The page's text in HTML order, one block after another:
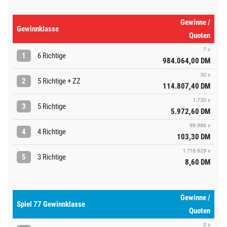
Gewinnklasse
Gewinne /
Quoten
1 6 Richtige
7 x
984.064,00 DM
2 5 Richtige + ZZ
30 x
114.807,40 DM
3 5 Richtige
1.730 x
5.972,60 DM
4 4 Richtige
99.986 x
103,30 DM
5 3 Richtige
1.718.629 x
8,60 DM
Spiel 77 Gewinnklasse
Gewinne /
Quoten
0 x